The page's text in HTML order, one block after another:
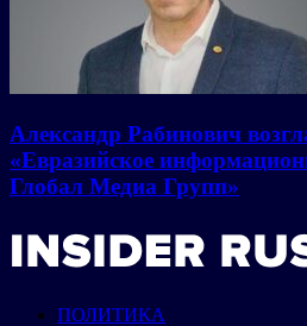
Александр Рабинович
«Евразийское
Глобал Медиа Групп»
ПОЛИТИКА